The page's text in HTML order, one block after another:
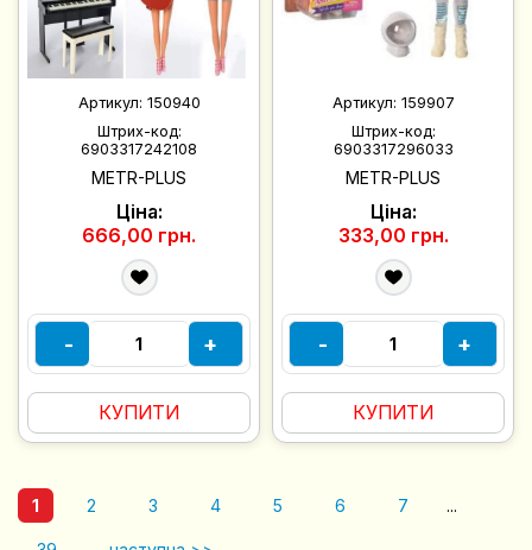
Артикул: 150940
Штрих-код:
6903317242108
METR-PLUS
Ціна:
666,00 грн.
- +
КУПИТИ
Артикул: 159907
Штрих-код:
6903317296033
METR-PLUS
Ціна:
333,00 грн.
- +
КУПИТИ
1 2 3 4 5 6 7 ...